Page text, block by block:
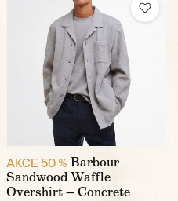
AKCE 50 % Barbour
Sandwood Waffle
Overshirt — Concrete